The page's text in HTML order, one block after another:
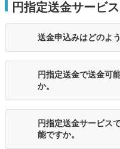
円指定送金サービ
送金申込みはどのよ
円指定送金で送金可
か。
円指定送金サービス
能ですか。